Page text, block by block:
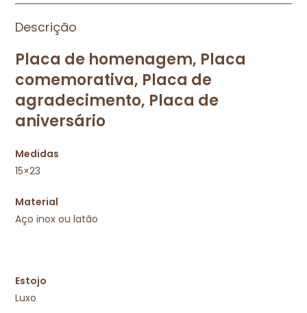
Descrição
Placa de homenagem, Placa
comemorativa, Placa de
agradecimento, Placa de
aniversário
Medidas
15×23
Material
Aço inox ou latão
Estojo
Luxo